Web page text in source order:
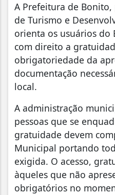
A Prefeitura de
de Turismo e
orienta os usuários do
com direito a
obrigatoriedade da
documentação
local.
A administração
pessoas que se
gratuidade devem
Municipal portando
exigida. O acesso,
àqueles que não
obrigatórios no